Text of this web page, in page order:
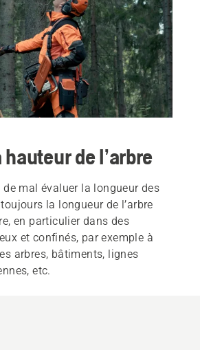
de l’arbre
de mal évaluer la longueur des
la longueur de l’arbre
en particulier dans des
et confinés, par exemple à
arbres, bâtiments, lignes
etc.